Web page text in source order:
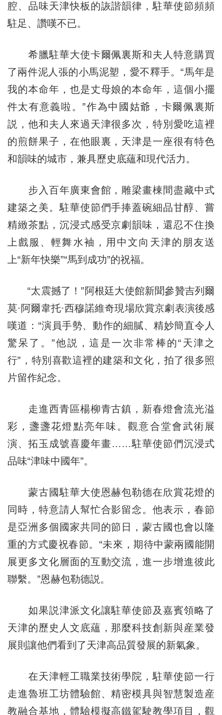
腔、品味天津快板的詼諧韻律，駐華使節頻頻
駐足、讚嘆不已。
希臘駐華大使卡爾佩裏斯和夫人特意購買
了兩件泥人張的小馬泥塑，愛不釋手。“馬年是
我的本命年，也是丈母娘的本命年，這個小擺
件太有意義啦。”作為中國姑爺，卡爾佩裏斯
説，他和夫人來過天津很多次，特別愛吃這裡
的煎餅果子，在他眼裏，天津是一座很有特色
和韻味的城市，兼具歷史底蘊和現代活力。
步入百年廣東會館，雕梁畫棟間盡藏中式
建築之美。駐華使節們手捧蓋碗細品甘醇、嘗
精緻茶點，沉浸式感受京劇韻味，還忍不住換
上戲服、輕舞水袖，用中文向天津的朋友送
上“新年快樂”“馬到成功”的祝福。
“太震撼了！”阿根廷大使館新聞參贊吉列爾
莫·阿爾韋托·西穆諾維奇現場欣賞京劇表演後感
嘆道：“演員手勢、動作的細膩、精妙簡直令人
驚呆了。”他説，這是一次非常棒的“天津之
行”，特別喜歡這裡的建築和文化，拍了很多照
片留作紀念。
走進西青區楊柳青古鎮，新春燈會流光溢
彩，盞盞花燈點亮年味。觀意合堂會武術展
演、拓玉成號喜慶年畫……駐華使節們沉浸式
品味“津味中國年”。
蒙古國駐華大使恩赫包勒德在欣賞花燈的
同時，特意請人幫忙合影留念。他表示，春節
是亞洲多個國家共同的節日，蒙古國也會以隆
重的方式慶祝春節。“未來，期待中蒙兩國能開
展更多文化層面的互動交流，進一步增進彼此
聯繫。”恩赫包勒德説。
如果説津派文化讓駐華使節及嘉賓領略了
天津的歷史人文底蘊，那麼科技創新與産業發
展則讓他們看到了天津高品質發展的新氣象。
在天津輕工職業技術學院，駐華使節一行
走進魯班工坊體驗館、精密模具與智慧製造産
教融合基地，體驗模擬高鐵駕駛教學項目，觀